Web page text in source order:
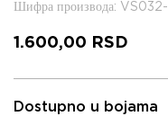
Шифра производа: VS032-1
1.600,00 RSD
Dostupno u bojama